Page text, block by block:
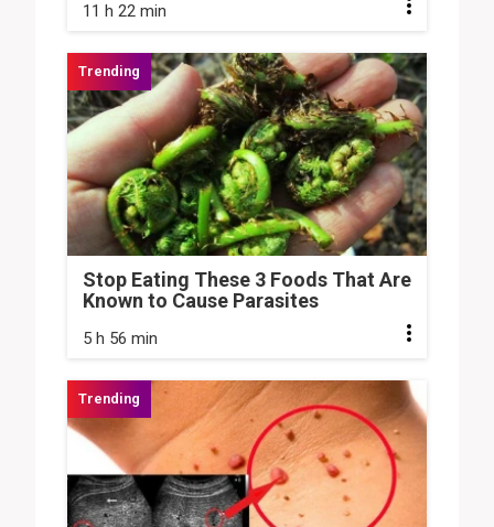
11 h 22 min
Stop Eating These 3 Foods That Are
Known to Cause Parasites
5 h 56 min